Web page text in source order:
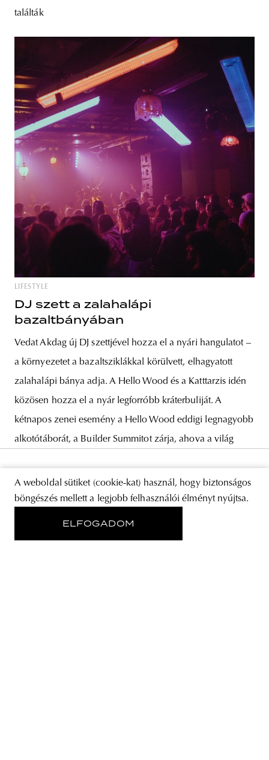
találták
LIFESTYLE
DJ szett a zalahalápi
bazaltbányában
Vedat Akdag új DJ szettjével hozza el a nyári hangulatot –
a környezetet a bazaltsziklákkal körülvett, elhagyatott
zalahalápi bánya adja. A Hello Wood és a Katttarzis idén
közösen hozza el a nyár legforróbb kráterbuliját. A
kétnapos zenei esemény a Hello Wood eddigi legnagyobb
alkotótáborát, a Builder Summitot zárja, ahova a világ
A weboldal sütiket (cookie-kat) használ, hogy biztonságos
böngészés mellett a legjobb felhasználói élményt nyújtsa.
ELFOGADOM